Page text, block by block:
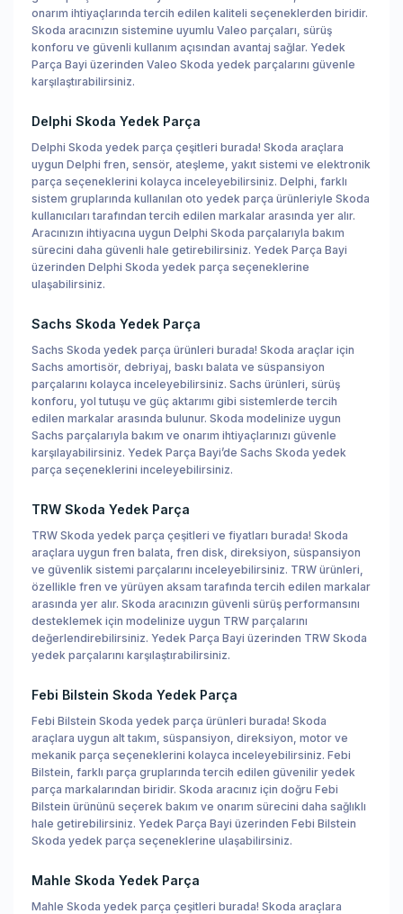
onarım ihtiyaçlarında tercih edilen kaliteli seçeneklerden biridir.
Skoda aracınızın sistemine uyumlu Valeo parçaları, sürüş
konforu ve güvenli kullanım açısından avantaj sağlar. Yedek
Parça Bayi üzerinden Valeo Skoda yedek parçalarını güvenle
karşılaştırabilirsiniz.
Delphi Skoda Yedek Parça
Delphi Skoda yedek parça çeşitleri burada! Skoda araçlara
uygun Delphi fren, sensör, ateşleme, yakıt sistemi ve elektronik
parça seçeneklerini kolayca inceleyebilirsiniz. Delphi, farklı
sistem gruplarında kullanılan oto yedek parça ürünleriyle Skoda
kullanıcıları tarafından tercih edilen markalar arasında yer alır.
Aracınızın ihtiyacına uygun Delphi Skoda parçalarıyla bakım
sürecini daha güvenli hale getirebilirsiniz. Yedek Parça Bayi
üzerinden Delphi Skoda yedek parça seçeneklerine
ulaşabilirsiniz.
Sachs Skoda Yedek Parça
Sachs Skoda yedek parça ürünleri burada! Skoda araçlar için
Sachs amortisör, debriyaj, baskı balata ve süspansiyon
parçalarını kolayca inceleyebilirsiniz. Sachs ürünleri, sürüş
konforu, yol tutuşu ve güç aktarımı gibi sistemlerde tercih
edilen markalar arasında bulunur. Skoda modelinize uygun
Sachs parçalarıyla bakım ve onarım ihtiyaçlarınızı güvenle
karşılayabilirsiniz. Yedek Parça Bayi’de Sachs Skoda yedek
parça seçeneklerini inceleyebilirsiniz.
TRW Skoda Yedek Parça
TRW Skoda yedek parça çeşitleri ve fiyatları burada! Skoda
araçlara uygun fren balata, fren disk, direksiyon, süspansiyon
ve güvenlik sistemi parçalarını inceleyebilirsiniz. TRW ürünleri,
özellikle fren ve yürüyen aksam tarafında tercih edilen markalar
arasında yer alır. Skoda aracınızın güvenli sürüş performansını
desteklemek için modelinize uygun TRW parçalarını
değerlendirebilirsiniz. Yedek Parça Bayi üzerinden TRW Skoda
yedek parçalarını karşılaştırabilirsiniz.
Febi Bilstein Skoda Yedek Parça
Febi Bilstein Skoda yedek parça ürünleri burada! Skoda
araçlara uygun alt takım, süspansiyon, direksiyon, motor ve
mekanik parça seçeneklerini kolayca inceleyebilirsiniz. Febi
Bilstein, farklı parça gruplarında tercih edilen güvenilir yedek
parça markalarından biridir. Skoda aracınız için doğru Febi
Bilstein ürününü seçerek bakım ve onarım sürecini daha sağlıklı
hale getirebilirsiniz. Yedek Parça Bayi üzerinden Febi Bilstein
Skoda yedek parça seçeneklerine ulaşabilirsiniz.
Mahle Skoda Yedek Parça
Mahle Skoda yedek parça çeşitleri burada! Skoda araçlara